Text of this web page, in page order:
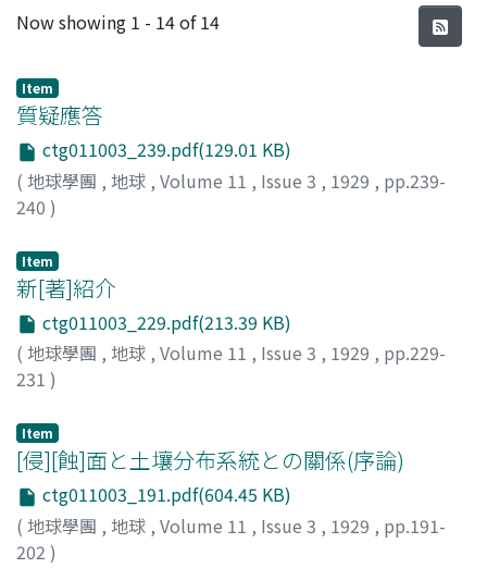
Recent Submissions
Now showing 1 - 14 of 14
Item
質疑應答
ctg011003_239.pdf(129.01 KB)
( 地球學團 , 地球 , Volume 11 , Issue 3 , 1929 , pp.239-
240 )
Item
新[著]紹介
ctg011003_229.pdf(213.39 KB)
( 地球學團 , 地球 , Volume 11 , Issue 3 , 1929 , pp.229-
231 )
Item
[侵][蝕]面と土壤分布系統との關係(序論)
ctg011003_191.pdf(604.45 KB)
( 地球學團 , 地球 , Volume 11 , Issue 3 , 1929 , pp.191-
202 )